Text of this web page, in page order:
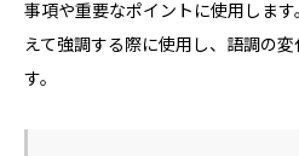
事項や重要なポイントに使用しま
えて強調する際に使用し、語調の
す。